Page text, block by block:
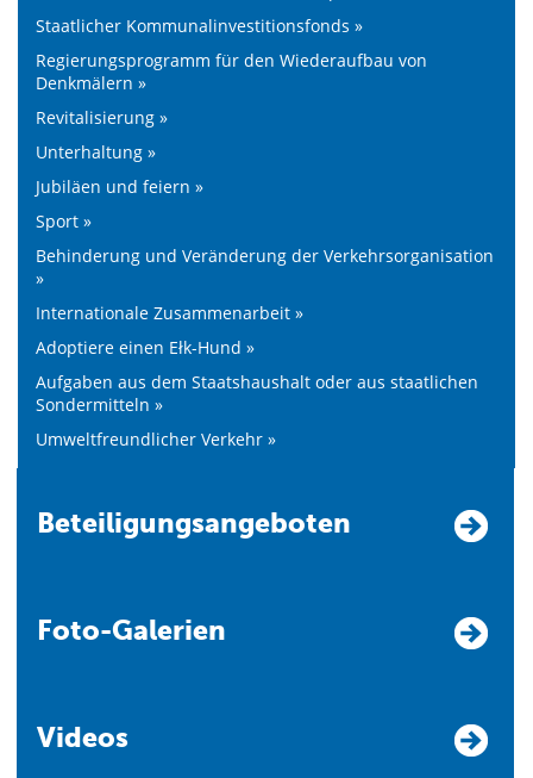
Staatlicher Kommunalinvestitionsfonds »
Regierungsprogramm für den Wiederaufbau von
Denkmälern »
Revitalisierung »
Unterhaltung »
Jubiläen und feiern »
Sport »
Behinderung und Veränderung der Verkehrsorganisation
»
Internationale Zusammenarbeit »
Adoptiere einen Ełk-Hund »
Aufgaben aus dem Staatshaushalt oder aus staatlichen
Sondermitteln »
Umweltfreundlicher Verkehr »
Beteiligungsangeboten
Foto-Galerien
Videos